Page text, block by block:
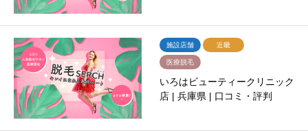
施設店舗 近畿
医療脱毛
いろはビューティークリニック
店 | 兵庫県 | 口コミ・評判